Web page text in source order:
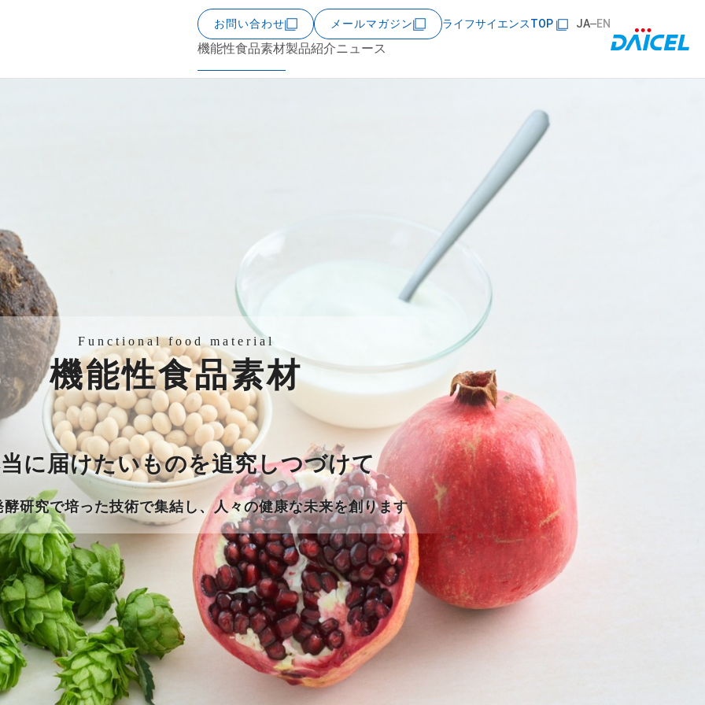
お問い合わせ メールマガジン ライフサイエンスTOP JA EN
機能性食品素材製品紹介ニュース
Functional food material
機能性食品素材
に届けたいものを追究しつづけて
酵研究で培った技術で集結し、人々の健康な未来を創ります